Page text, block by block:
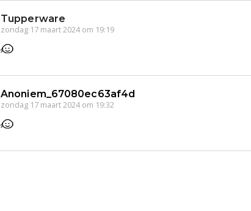
Tupperware
zondag 17 maart 2024 om 19:19
Anoniem_67080ec63af4d
zondag 17 maart 2024 om 19:32